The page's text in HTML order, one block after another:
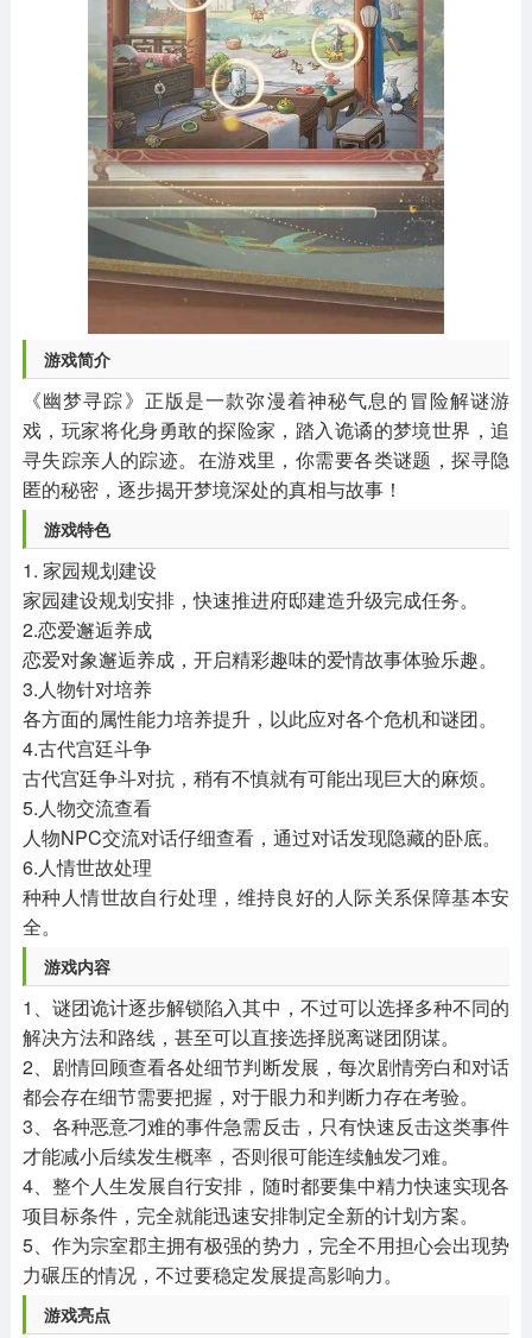
游戏简介
《幽梦寻踪》正版是一款弥漫着神秘气息的冒险解谜游
戏，玩家将化身勇敢的探险家，踏入诡谲的梦境世界，追
寻失踪亲人的踪迹。在游戏里，你需要各类谜题，探寻隐
匿的秘密，逐步揭开梦境深处的真相与故事！
游戏特色
1. 家园规划建设
家园建设规划安排，快速推进府邸建造升级完成任务。
2.恋爱邂逅养成
恋爱对象邂逅养成，开启精彩趣味的爱情故事体验乐趣。
3.人物针对培养
各方面的属性能力培养提升，以此应对各个危机和谜团。
4.古代宫廷斗争
古代宫廷争斗对抗，稍有不慎就有可能出现巨大的麻烦。
5.人物交流查看
人物NPC交流对话仔细查看，通过对话发现隐藏的卧底。
6.人情世故处理
种种人情世故自行处理，维持良好的人际关系保障基本安
全。
游戏内容
1、谜团诡计逐步解锁陷入其中，不过可以选择多种不同的
解决方法和路线，甚至可以直接选择脱离谜团阴谋。
2、剧情回顾查看各处细节判断发展，每次剧情旁白和对话
都会存在细节需要把握，对于眼力和判断力存在考验。
3、各种恶意刁难的事件急需反击，只有快速反击这类事件
才能减小后续发生概率，否则很可能连续触发刁难。
4、整个人生发展自行安排，随时都要集中精力快速实现各
项目标条件，完全就能迅速安排制定全新的计划方案。
5、作为宗室郡主拥有极强的势力，完全不用担心会出现势
力碾压的情况，不过要稳定发展提高影响力。
游戏亮点